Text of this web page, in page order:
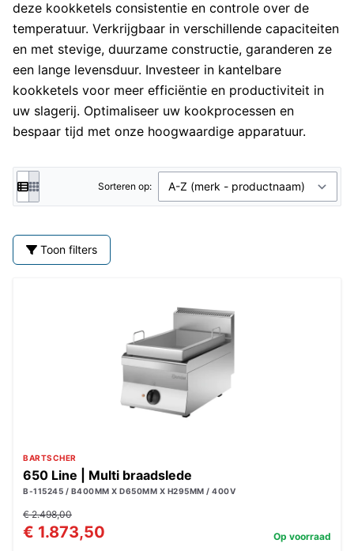
deze kookketels consistentie en controle over de
temperatuur. Verkrijgbaar in verschillende capaciteiten
en met stevige, duurzame constructie, garanderen ze
een lange levensduur. Investeer in kantelbare
kookketels voor meer efficiëntie en productiviteit in
uw slagerij. Optimaliseer uw kookprocessen en
bespaar tijd met onze hoogwaardige apparatuur.
Sorteren op:
Toon filters
BARTSCHER
650 Line | Multi braadslede
B-115245 / B400MM X D650MM X H295MM / 400V
€ 2.498,00
€ 1.873,50 Op voorraad